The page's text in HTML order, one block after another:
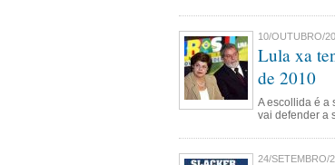
10/OUTUBRO/
Lula xa
de 2010
A escollida é a
vai defender a
24/SETEMBRO/